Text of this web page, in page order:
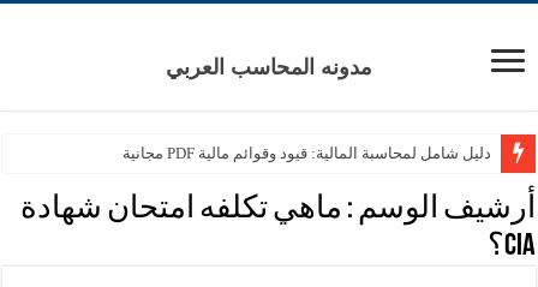
مدونه المحاسب العربي
دليل شامل لمحاسبة المالية: قيود وقوائم مالية PDF مجانية
أرشيف الوسم : ماهي تكلفه امتحان شهادة
CIA؟